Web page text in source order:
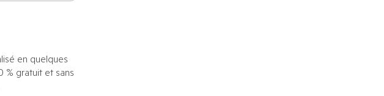
en quelques
% gratuit et sans